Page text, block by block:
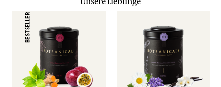
BESTSELLER